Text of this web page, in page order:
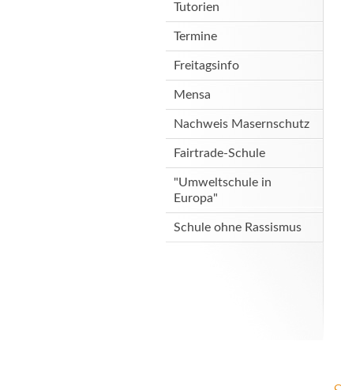
Tutorien
Termine
Freitagsinfo
Mensa
Nachweis Masernschutz
Fairtrade-Schule
"Umweltschule in
Europa"
Schule ohne Rassismus